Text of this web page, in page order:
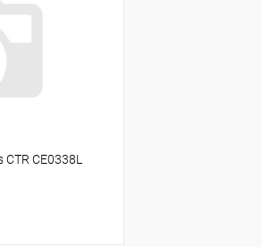
К сравнению
В наличии
CE0338L